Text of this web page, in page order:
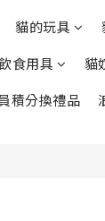
貓的玩具
食用具 貓
積分換禮品